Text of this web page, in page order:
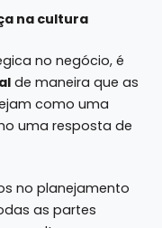
na cultura
no negócio, é
de maneira que as
como uma
uma resposta de
no planejamento
as partes